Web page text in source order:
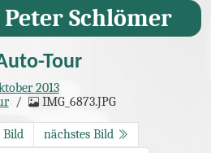
Schlömer
Tour
2013
IMG_6873.JPG
Bild
nächstes Bild